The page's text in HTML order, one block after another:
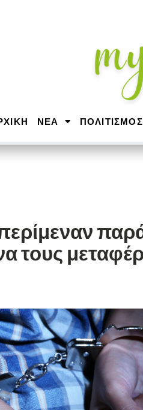
ΝΕΑ ΠΟΛΙΤΙΣΜΟΣ
τους